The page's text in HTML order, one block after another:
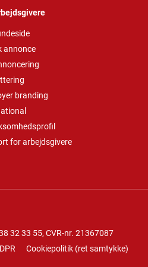
annonce
branding
for arbejdsgivere
32 33 55, CVR-nr. 21367087
Cookiepolitik (ret samtykke)